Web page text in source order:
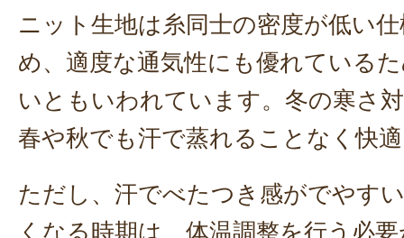
ニット生地は糸同士の密度が低い
め、適度な通気性にも優れている
いともいわれています。冬の寒さ
春や秋でも汗で蒸れることなく快
ただし、汗でべたつき感がでやす
くなる時期は、体温調整を行う必